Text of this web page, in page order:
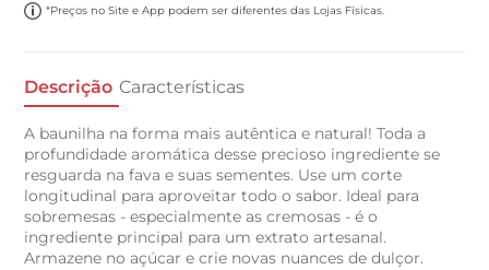
*Preços no Site e App podem ser diferentes das Lojas Físicas.
Descrição Características
A baunilha na forma mais autêntica e natural! Toda a
profundidade aromática desse precioso ingrediente se
resguarda na fava e suas sementes. Use um corte
longitudinal para aproveitar todo o sabor. Ideal para
sobremesas - especialmente as cremosas - é o
ingrediente principal para um extrato artesanal.
Armazene no açúcar e crie novas nuances de dulçor.